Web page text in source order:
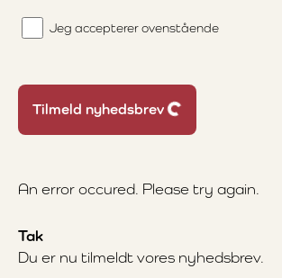
Jeg accepterer ovenstående
Tilmeld nyhedsbrev
Loading...
An error occured. Please try again.
Tak
Du er nu tilmeldt vores nyhedsbrev.